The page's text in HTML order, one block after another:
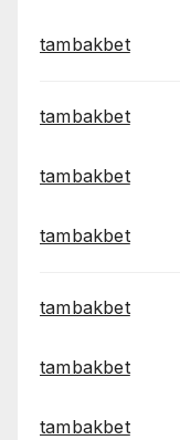
tambakbet
tambakbet
tambakbet
tambakbet
tambakbet
tambakbet
tambakbet